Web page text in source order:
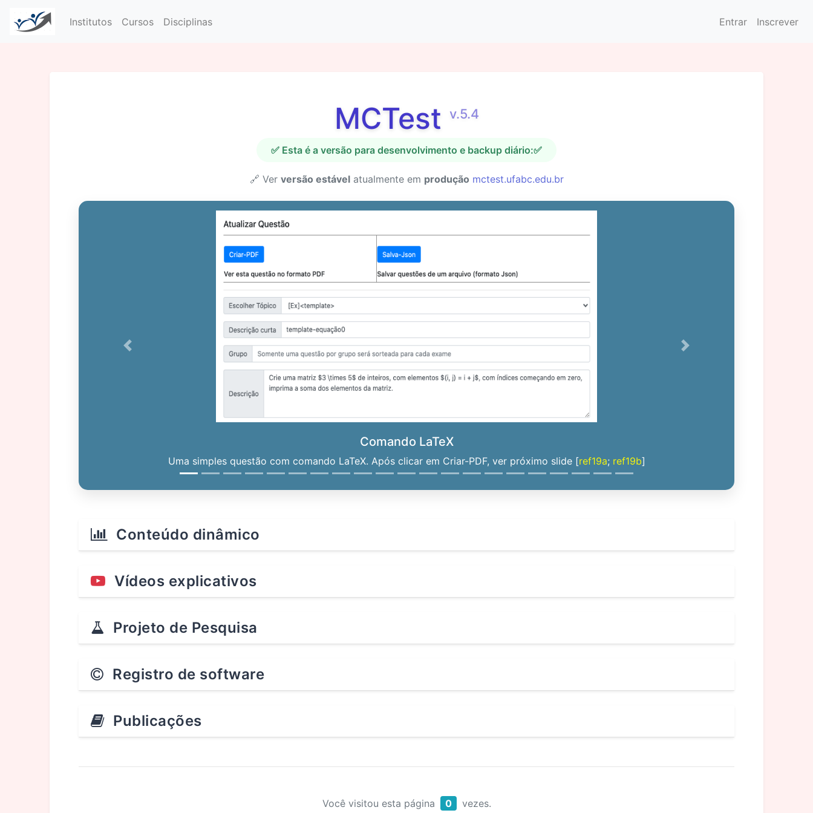
Institutos Cursos Disciplinas Entrar Inscrever
MCTest v.5.4
✅ Esta é a versão para desenvolvimento e backup diário:✅
🔗 Ver versão estávelatualmente em produção mctest.ufabc.edu.br
Comando LaTeX
Uma simples questão com comando LaTeX. Após clicar em Criar-PDF, ver próximo slide [ref19a; ref19b]
Previous Next
Conteúdo dinâmico
Vídeos explicativos
Projeto de Pesquisa
Registro de software
Publicações
Você visitou esta página 0 vezes.